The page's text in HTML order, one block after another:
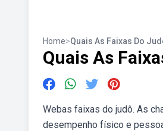
Home>Quais As Faixas Do
Quais As
Webas faixas do judô. As
desempenho físico e